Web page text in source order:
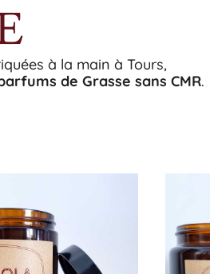
à la main à Tours,
de Grasse sans CMR.